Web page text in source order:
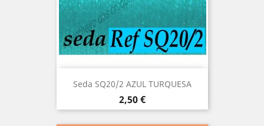
Seda SQ20/2 AZUL TURQUESA
Precio
2,50 €